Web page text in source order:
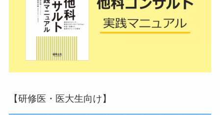
【研修医・医大生向け】